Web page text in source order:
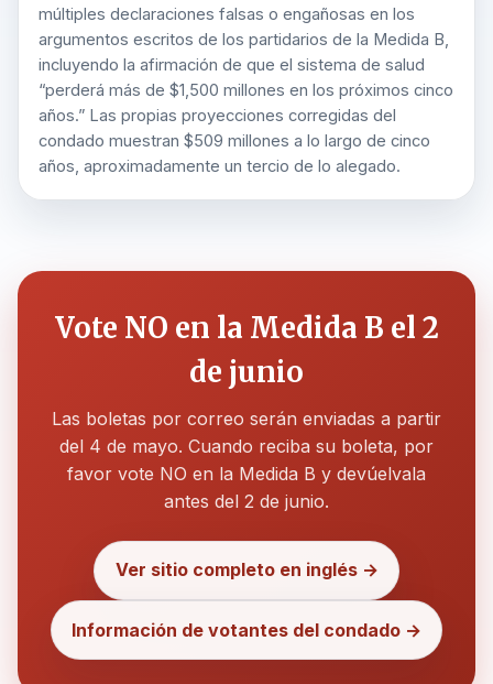
múltiples declaraciones falsas o engañosas en los
argumentos escritos de los partidarios de la Medida B,
incluyendo la afirmación de que el sistema de salud
“perderá más de $1,500 millones en los próximos cinco
años.” Las propias proyecciones corregidas del
condado muestran $509 millones a lo largo de cinco
años, aproximadamente un tercio de lo alegado.
Vote NO en la Medida B el 2
de junio
Las boletas por correo serán enviadas a partir
del 4 de mayo. Cuando reciba su boleta, por
favor vote NO en la Medida B y devúelvala
antes del 2 de junio.
Ver sitio completo en inglés →
Información de votantes del condado →